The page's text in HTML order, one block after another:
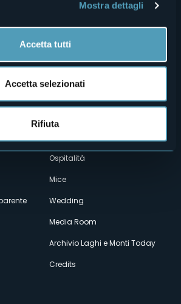
Mostra dettagli
Accetta tutti
Accetta selezionati
Rifiuta
Ospitalità
Mice
Wedding
Media Room
Archivio Laghi e Monti Today
Credits